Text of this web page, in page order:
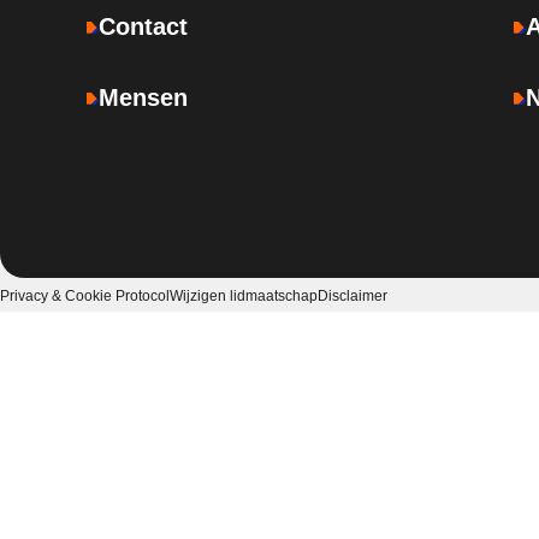
Contact
Mensen
Privacy & Cookie Protocol Wijzigen lidmaatschapDisclaimer